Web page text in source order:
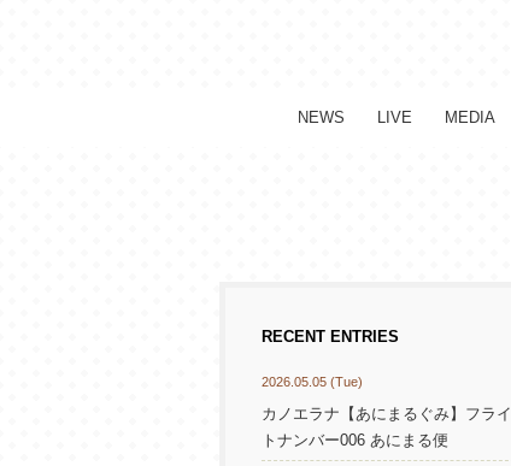
NEWS LIVE MEDIA
RECENT ENTRIES
2026.05.05 (Tue)
カノエラナ【あにまるぐみ】フライ
トナンバー006 あにまる便